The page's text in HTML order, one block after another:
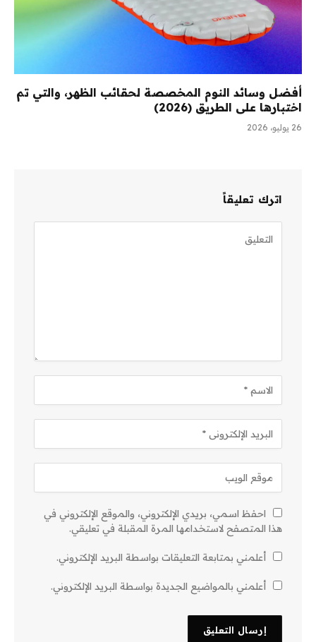
أفضل وسائد النوم المخصصة لحقائب الظهر، والتي تم
اختبارها على الطريق (2026)
26 يوليو، 2026
اترك تعليقاً
احفظ اسمي، بريدي الإلكتروني، والموقع الإلكتروني في
هذا المتصفح لاستخدامها المرة المقبلة في تعليقي.
أعلمني بمتابعة التعليقات بواسطة البريد الإلكتروني.
أعلمني بالمواضيع الجديدة بواسطة البريد الإلكتروني.